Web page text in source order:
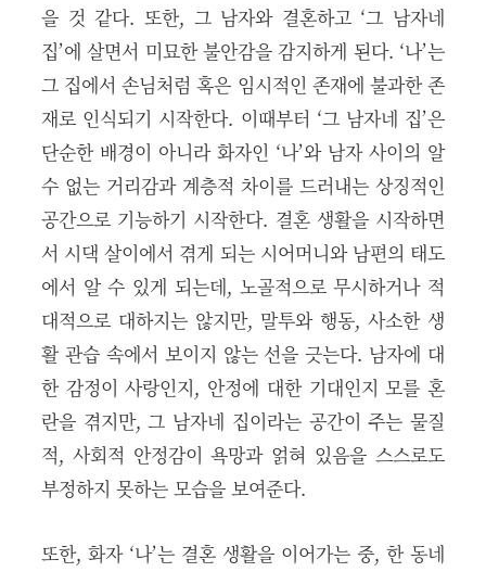
을 것 같다. 또한, 그 남자와 결혼하고 ‘그 남자네
집’에 살면서 미묘한 불안감을 감지하게 된다. ‘나’는
그 집에서 손님처럼 혹은 임시적인 존재에 불과한 존
재로 인식되기 시작한다. 이때부터 ‘그 남자네 집’은
단순한 배경이 아니라 화자인 ‘나’와 남자 사이의 알
수 없는 거리감과 계층적 차이를 드러내는 상징적인
공간으로 기능하기 시작한다. 결혼 생활을 시작하면
서 시댁 살이에서 겪게 되는 시어머니와 남편의 태도
에서 알 수 있게 되는데, 노골적으로 무시하거나 적
대적으로 대하지는 않지만, 말투와 행동, 사소한 생
활 관습 속에서 보이지 않는 선을 긋는다. 남자에 대
한 감정이 사랑인지, 안정에 대한 기대인지 모를 혼
란을 겪지만, 그 남자네 집이라는 공간이 주는 물질
적, 사회적 안정감이 욕망과 얽혀 있음을 스스로도
부정하지 못하는 모습을 보여준다.
또한, 화자 ‘나’는 결혼 생활을 이어가는 중, 한 동네